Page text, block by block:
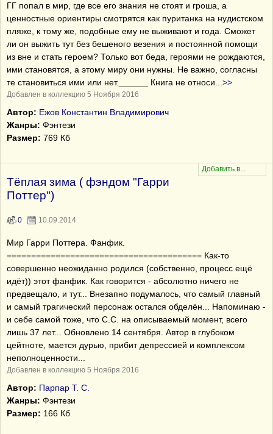
ГГ попал в мир, где все его знания не стоят и гроша, а
ценностные ориентиры смотрятся как пуританка на нудистском
пляже, к тому же, подобные ему не выживают и года. Сможет
ли он выжить тут без бешеного везения и постоянной помощи
из вне и стать героем? Только вот беда, героями не рождаются,
ими становятся, а этому миру они нужны. Не важно, согласны
те становиться ими или нет.______ Книга не относи
>>
Добавлен в коллекцию 5 Ноября 2016
Автор: Ежов Константин Владимирович
Жанры: Фэнтези
Размер: 769 Кб
Тёплая зима ( фэндом "Гарри
Поттер")
0 10.09.2014
Мир Гарри Поттера. Фанфик.
======================================== Как-то
совершенно неожиданно родился (собственно, процесс ещё
идёт)) этот фанфик. Как говорится - абсолютно ничего не
предвещало, и тут... Внезапно подумалось, что самый главный
и самый трагический персонаж остался обделён... Напоминаю -
и себе самой тоже, что С.С. на описываемый момент, всего
лишь 37 лет... Обновлено 14 сентября. Автор в глубоком
цейтноте, мается дурью, прибит депрессией и комплексом
неполноценности...
Добавлен в коллекцию 5 Ноября 2016
Автор: Парпар Т. С.
Жанры: Фэнтези
Размер: 166 Кб